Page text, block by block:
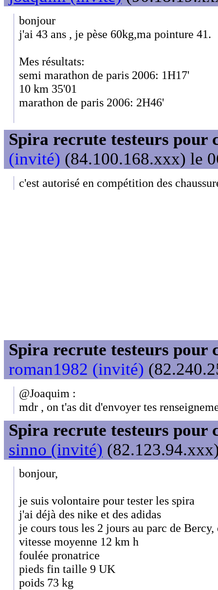
bonjour
j'ai 43 ans , je pèse 60kg,ma pointure 41.
Mes résultats:
semi marathon de paris 2006: 1H17'
10 km 35'01
marathon de paris 2006: 2H46'
Spira recrute testeurs pour
(invité) (84.100.168.xxx) le
c'est autorisé en compétition des
Spira recrute testeurs pour
roman1982 (invité)
@Joaquim :
mdr , on t'as dit d'envoyer tes
Spira recrute testeurs pour
sinno (invité)
bonjour,
je suis volontaire pour tester les spira
j'ai déjà des nike et des adidas
je cours tous les 2 jours au parc de
vitesse moyenne 12 km h
foulée pronatrice
pieds fin taille 9 UK
poids 73 kg